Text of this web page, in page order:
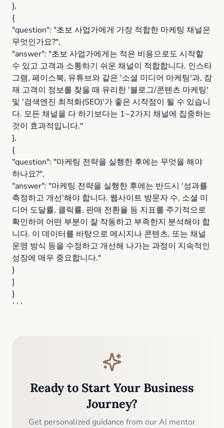
},
{
"question": "초보 사업가에게 가장 적합한 마케팅 채널은
무엇인가요?",
"answer": "초보 사업가에게는 적은 비용으로도 시작할
수 있고 고객과 소통하기 쉬운 채널이 적합합니다. 인스타
그램, 페이스북, 유튜브와 같은 '소셜 미디어 마케팅'과, 잠
재 고객이 정보를 찾을 때 유리한 '블로그/콘텐츠 마케팅'
및 '검색엔진 최적화(SEO)'가 좋은 시작점이 될 수 있습니
다. 모든 채널을 다 하기보다는 1~2가지 채널에 집중하는
것이 효과적입니다."
},
{
"question": "마케팅 전략을 실행한 후에는 무엇을 해야
하나요?",
"answer": "마케팅 전략을 실행한 후에는 반드시 '성과를
측정하고 개선'해야 합니다. 웹사이트 방문자 수, 소셜 미
디어 도달률, 클릭률, 판매 전환율 등 지표를 주기적으로
확인하여 어떤 부분이 잘 작동하고 부족한지 분석해야 합
니다. 이 데이터를 바탕으로 메시지나 콘텐츠, 또는 채널
운영 방식 등을 수정하고 개선해 나가는 과정이 지속적인
성장에 매우 중요합니다."
}
]
}
```
Ready to Start Your Business
Journey?
Get personalized guidance from our AI mentor